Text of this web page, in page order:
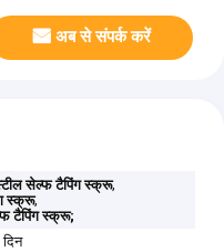
अब से संपर्क करें
सेल्फ टैपिंग स्क्रू,
स्क्रू,
टैपिंग स्क्रू;